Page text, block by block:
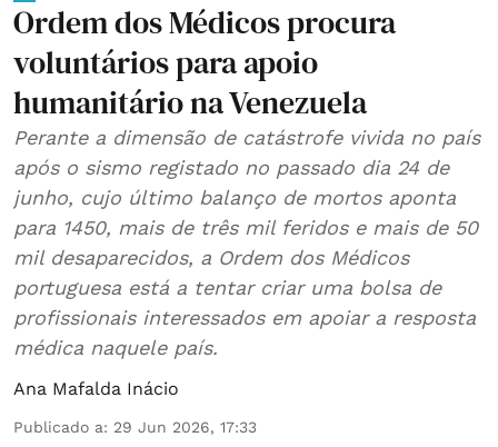
Ordem dos Médicos procura
voluntários para apoio
humanitário na Venezuela
Perante a dimensão de catástrofe vivida no país
após o sismo registado no passado dia 24 de
junho, cujo último balanço de mortos aponta
para 1450, mais de três mil feridos e mais de 50
mil desaparecidos, a Ordem dos Médicos
portuguesa está a tentar criar uma bolsa de
profissionais interessados em apoiar a resposta
médica naquele país.
Ana Mafalda Inácio
Publicado a: 29 Jun 2026, 17:33